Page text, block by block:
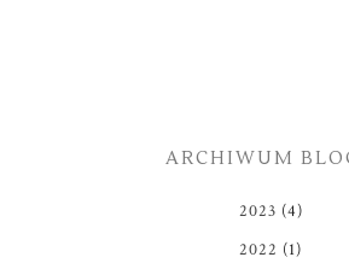
ARCHIWUM
2023 (4)
2022 (1)